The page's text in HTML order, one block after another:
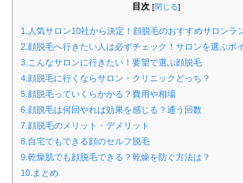
目次 [閉じる]
1.人気サロン10社から決定！顔脱毛のおすすめサロンラ
2.顔脱毛へ行きたい人は必ずチェック！サロンを選ぶポ
3.こんなサロンに行きたい！要望で選ぶ顔脱毛
4.顔脱毛に行くならサロン・クリニックどっち？
5.顔脱毛っていくらかかる？費用や相場
6.顔脱毛は何回やれば効果を感じる？通う回数
7.顔脱毛のメリット・デメリット
8.自宅でもできる顔のセルフ脱毛
9.乾燥肌でも顔脱毛できる？乾燥を防ぐ方法は？
10.まとめ